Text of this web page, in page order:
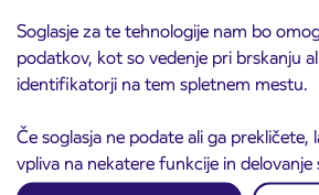
Soglasje za te tehnologije nam bo
podatkov, kot so vedenje pri brskanju
identifikatorji na tem spletnem mestu.
Če soglasja ne podate ali ga
vpliva na nekatere funkcije in delovanje
4. 7. 2025
Obvestilo o zamudah
povečanega prometa na Obali
Preberite objavo